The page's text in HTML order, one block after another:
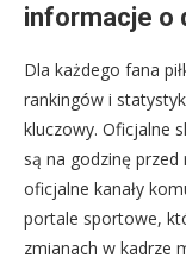
informacje o
Dla każdego fana
rankingów i
kluczowy. Oficjalne
są na godzinę
oficjalne kanały
portale sportowe,
zmianach w kadrze